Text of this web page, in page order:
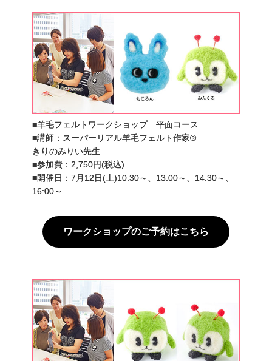
■羊毛フェルトワークショップ 平面コース
■講師：スーパーリアル羊毛フェルト作家®
きりのみりい先生
■参加費：2,750円(税込)
■開催日：7月12日(土)10:30～、13:00～、14:30～、
16:00～
ワークショップのご予約はこちら